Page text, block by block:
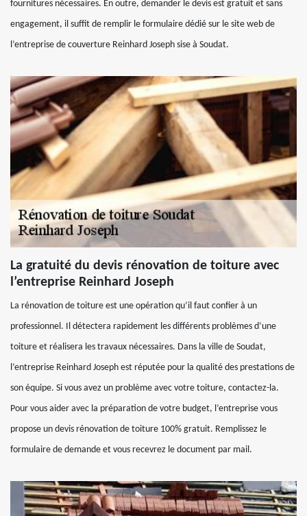
fournitures nécessaires. En outre, demander le devis est gratuit et sans
engagement, il suffit de remplir le formulaire dédié sur le site web de
l’entreprise de couverture Reinhard Joseph sise à Soudat.
La gratuité du devis rénovation de toiture avec
l’entreprise Reinhard Joseph
La rénovation de toiture est une opération qu’il faut confier à un
professionnel. Il détectera rapidement les différents problèmes d’une
toiture et réalisera les travaux nécessaires. Dans la ville de Soudat,
l’entreprise Reinhard Joseph est réputée pour la qualité des prestations de
son équipe. Si vous avez un problème avec votre toiture, contactez-la.
Pour vous aider avec la préparation de votre budget, l’entreprise vous
propose un devis rénovation de toiture 100% gratuit. Remplissez le
formulaire de demande et vous recevrez le document par mail.